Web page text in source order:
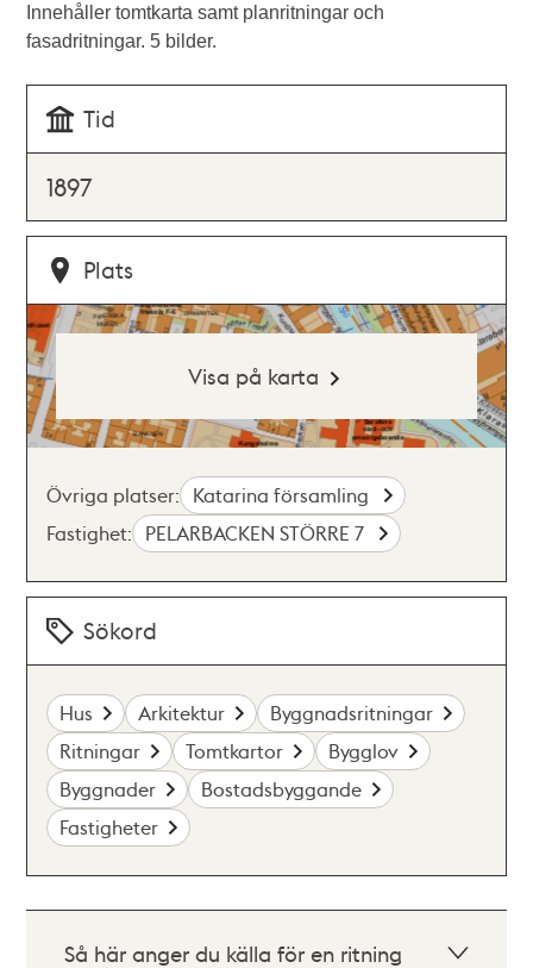
Innehåller tomtkarta samt planritningar och
fasadritningar. 5 bilder.
Tid
1897
Plats
Visa på karta
Övriga platser: Katarina församling
Fastighet: PELARBACKEN STÖRRE 7
Sökord
Hus Arkitektur
Byggnadsritningar
Ritningar
Tomtkartor
Bygglov
Byggnader
Bostadsbyggande
Fastigheter
Så här anger du källa för en ritning